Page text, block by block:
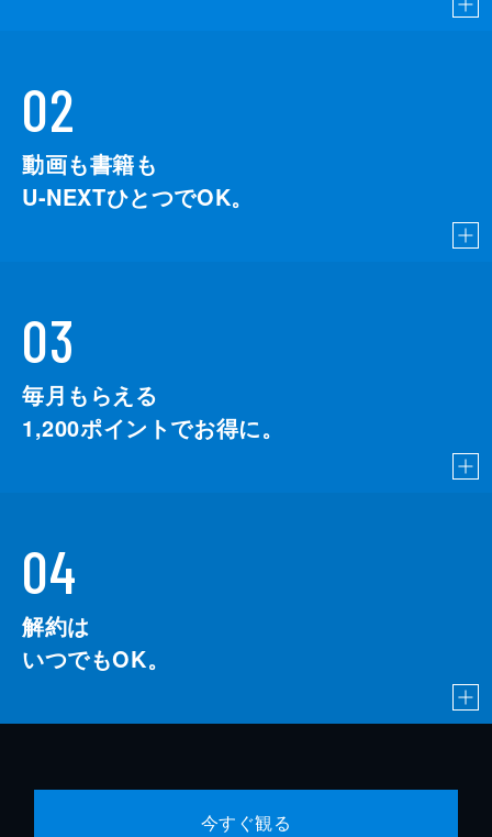
02
動画も書籍も
U-NEXTひとつでOK。
03
毎月もらえる
1,200ポイントでお得に。
04
解約は
いつでもOK。
今すぐ観る